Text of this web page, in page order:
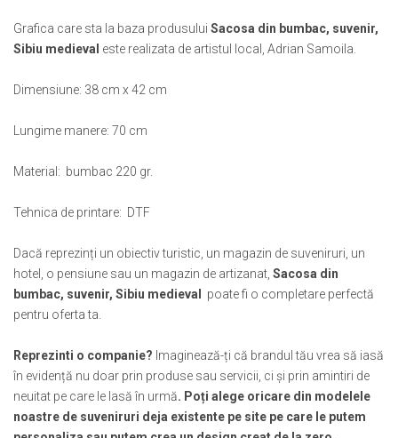
Muzeul Unirii Iasi
Orase si zone istorice
Brasov
Cluj Napoca
Iasi
Oradea
Timisoara
Palate si Curti Domnesti
Curtea Domneasca, Targoviste
Ruginoasa
Palatul Culturii Iasi
Suport pahare suvenir din lemn
Tablou suvenir
Tablouri gravate
Colectia "Visit Romania"
Colectia Vintage
Grafica care sta la baza produsului Sacosa din bumbac, suvenir,
Sibiu medieval este realizata de artistul local, Adrian Samoila.
Dimensiune: 38 cm x 42 cm
Lungime manere: 70 cm
Material: bumbac 220 gr.
Tehnica de printare: DTF
Dacă reprezinți un obiectiv turistic, un magazin de suveniruri, un
hotel, o pensiune sau un magazin de artizanat, Sacosa din
bumbac, suvenir, Sibiu medieval poate fi o completare perfectă
pentru oferta ta.
Reprezinti o companie? Imaginează-ți că brandul tău vrea să iasă
în evidență nu doar prin produse sau servicii, ci și prin amintiri de
neuitat pe care le lasă în urmă. Poți alege oricare din modelele
noastre de suveniruri deja existente pe site pe care le putem